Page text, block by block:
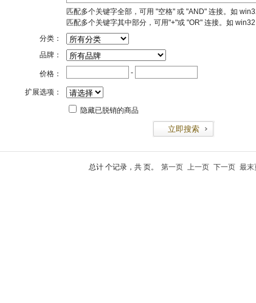
匹配多个关键字全部，可用 "空格" 或 "AND" 连接。如
匹配多个关键字其中部分，可用"+"或 "OR" 连接。如
分类：
品牌：
价格： -
扩展选项：
隐藏已脱销的商品
总计 个记录，共 页。 第一页 上一页 下一页 最末